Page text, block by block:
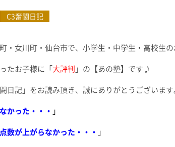
C3奮闘日記
・女川町・仙台市で、小学生・中学生・高校生の
たお子様に「大評判 」の【あの塾】です♪
日記」をお読み頂き、誠にありがとうございます
かった・・・ 」
数が上がらなかった・・・ 」